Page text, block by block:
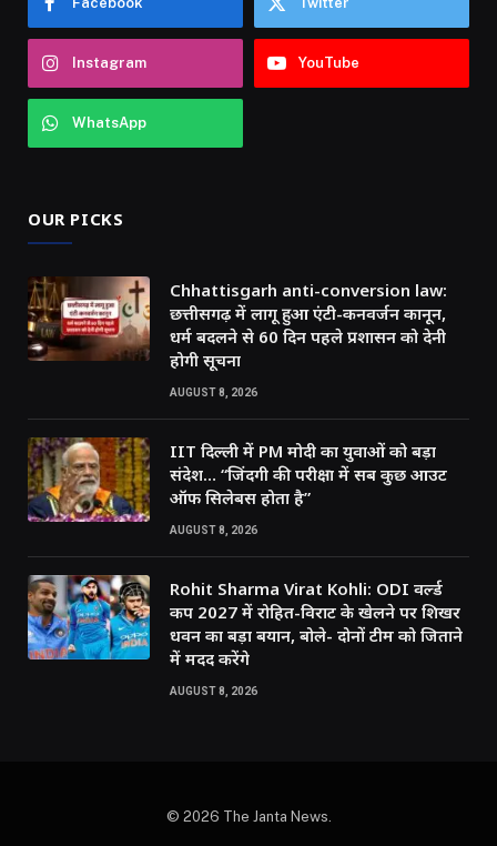
Instagram YouTube
WhatsApp
OUR PICKS
Chhattisgarh anti-conversion law:
छत्तीसगढ़ में लागू हुआ एंटी-कनवर्जन कानून,
धर्म बदलने से 60 दिन पहले प्रशासन को देनी
होगी सूचना
AUGUST 8, 2026
IIT दिल्ली में PM मोदी का युवाओं को बड़ा
संदेश… “जिंदगी की परीक्षा में सब कुछ आउट
ऑफ सिलेबस होता है”
AUGUST 8, 2026
Rohit Sharma Virat Kohli: ODI वर्ल्ड
कप 2027 में रोहित-विराट के खेलने पर शिखर
धवन का बड़ा बयान, बोले- दोनों टीम को जिताने
में मदद करेंगे
AUGUST 8, 2026
© 2026 The Janta News.